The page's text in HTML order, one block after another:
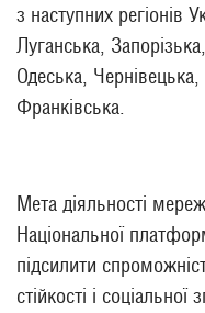
з наступних регіонів
Луганська,
Одеська,
Франківська.
Мета діяльності
Національної
підсилити
стійкості і соціальної